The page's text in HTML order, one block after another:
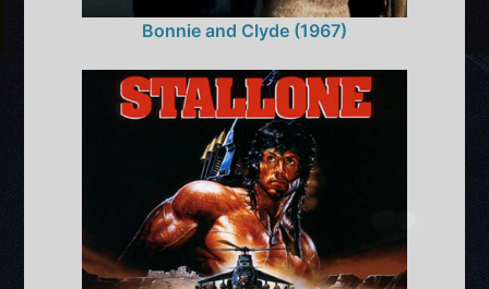
Bonnie and Clyde (1967)